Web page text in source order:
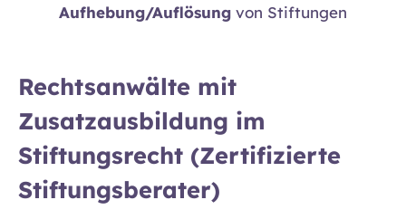
Aufhebung/Auflösung von Stiftungen
Rechtsanwälte mit
Zusatzausbildung im
Stiftungsrecht (Zertifizierte
Stiftungsberater)